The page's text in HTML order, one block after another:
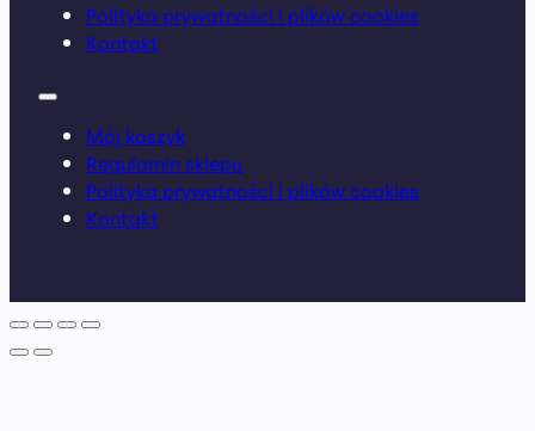
Polityka prywatności i plików cookies
Kontakt
Mój koszyk
Regulamin sklepu
Polityka prywatności i plików cookies
Kontakt